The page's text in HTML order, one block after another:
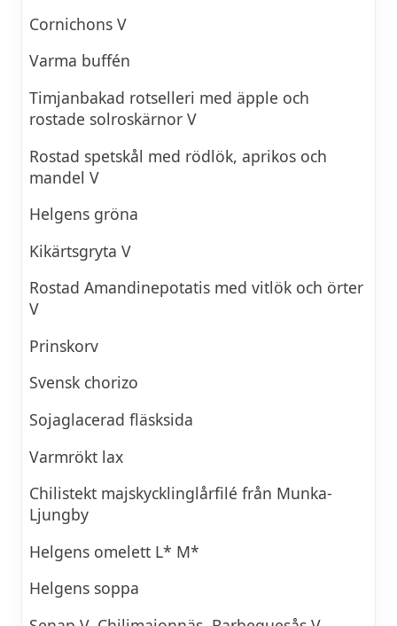
Cornichons V
Varma buffén
Timjanbakad rotselleri med äpple och
rostade solroskärnor V
Rostad spetskål med rödlök, aprikos och
mandel V
Helgens gröna
Kikärtsgryta V
Rostad Amandinepotatis med vitlök och örter
V
Prinskorv
Svensk chorizo
Sojaglacerad fläsksida
Varmrökt lax
Chilistekt majskycklinglårfilé från Munka-
Ljungby
Helgens omelett L* M*
Helgens soppa